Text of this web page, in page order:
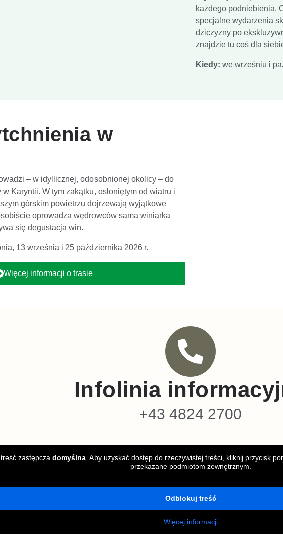
każdego podniebienia.
specjalne wydarzenia
dziczyzny po
znajdzie tu coś dla
Kiedy: we wrześniu i
w
– w idyllicznej, odosobnionej okolicy – do
Karyntii. W tym zakątku, osłoniętym od wiatru i
górskim powietrzu dojrzewają wyjątkowe
oprowadza wędrowców sama winiarka
się degustacja win.
13 września i 25 października 2026 r.
Więcej informacji o trasie
Infolinia
+43 4824 2700
zastępcza domyślna . Aby uzyskać dostęp do rzeczywistej treści, kliknij przycisk
przekazane podmiotom zewnętrznym.
Odblokuj treść
Więcej informacji